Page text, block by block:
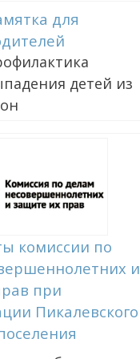
для
детей из
комиссии по
и
при
Пикалевского